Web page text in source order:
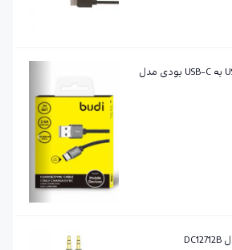
کابل فست شارژ کنفی USB به ‌USB-C بودی مدل